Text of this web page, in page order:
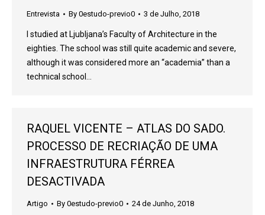
Entrevista By 0estudo-previo0 3 de Julho, 2018
I studied at Ljubljana’s Faculty of Architecture in the
eighties. The school was still quite academic and severe,
although it was considered more an “academia” than a
technical school…
RAQUEL VICENTE – ATLAS DO SADO.
PROCESSO DE RECRIAÇÃO DE UMA
INFRAESTRUTURA FÉRREA
DESACTIVADA
Artigo By 0estudo-previo0 24 de Junho, 2018